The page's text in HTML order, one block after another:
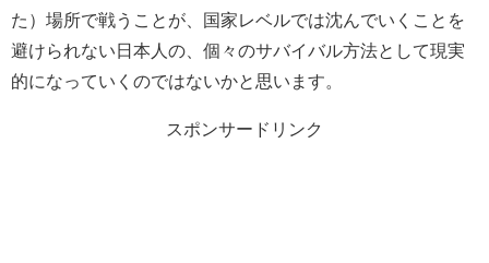
た）場所で戦うことが、国家レベルでは沈んでいくことを
避けられない日本人の、個々のサバイバル方法として現実
的になっていくのではないかと思います。
スポンサードリンク